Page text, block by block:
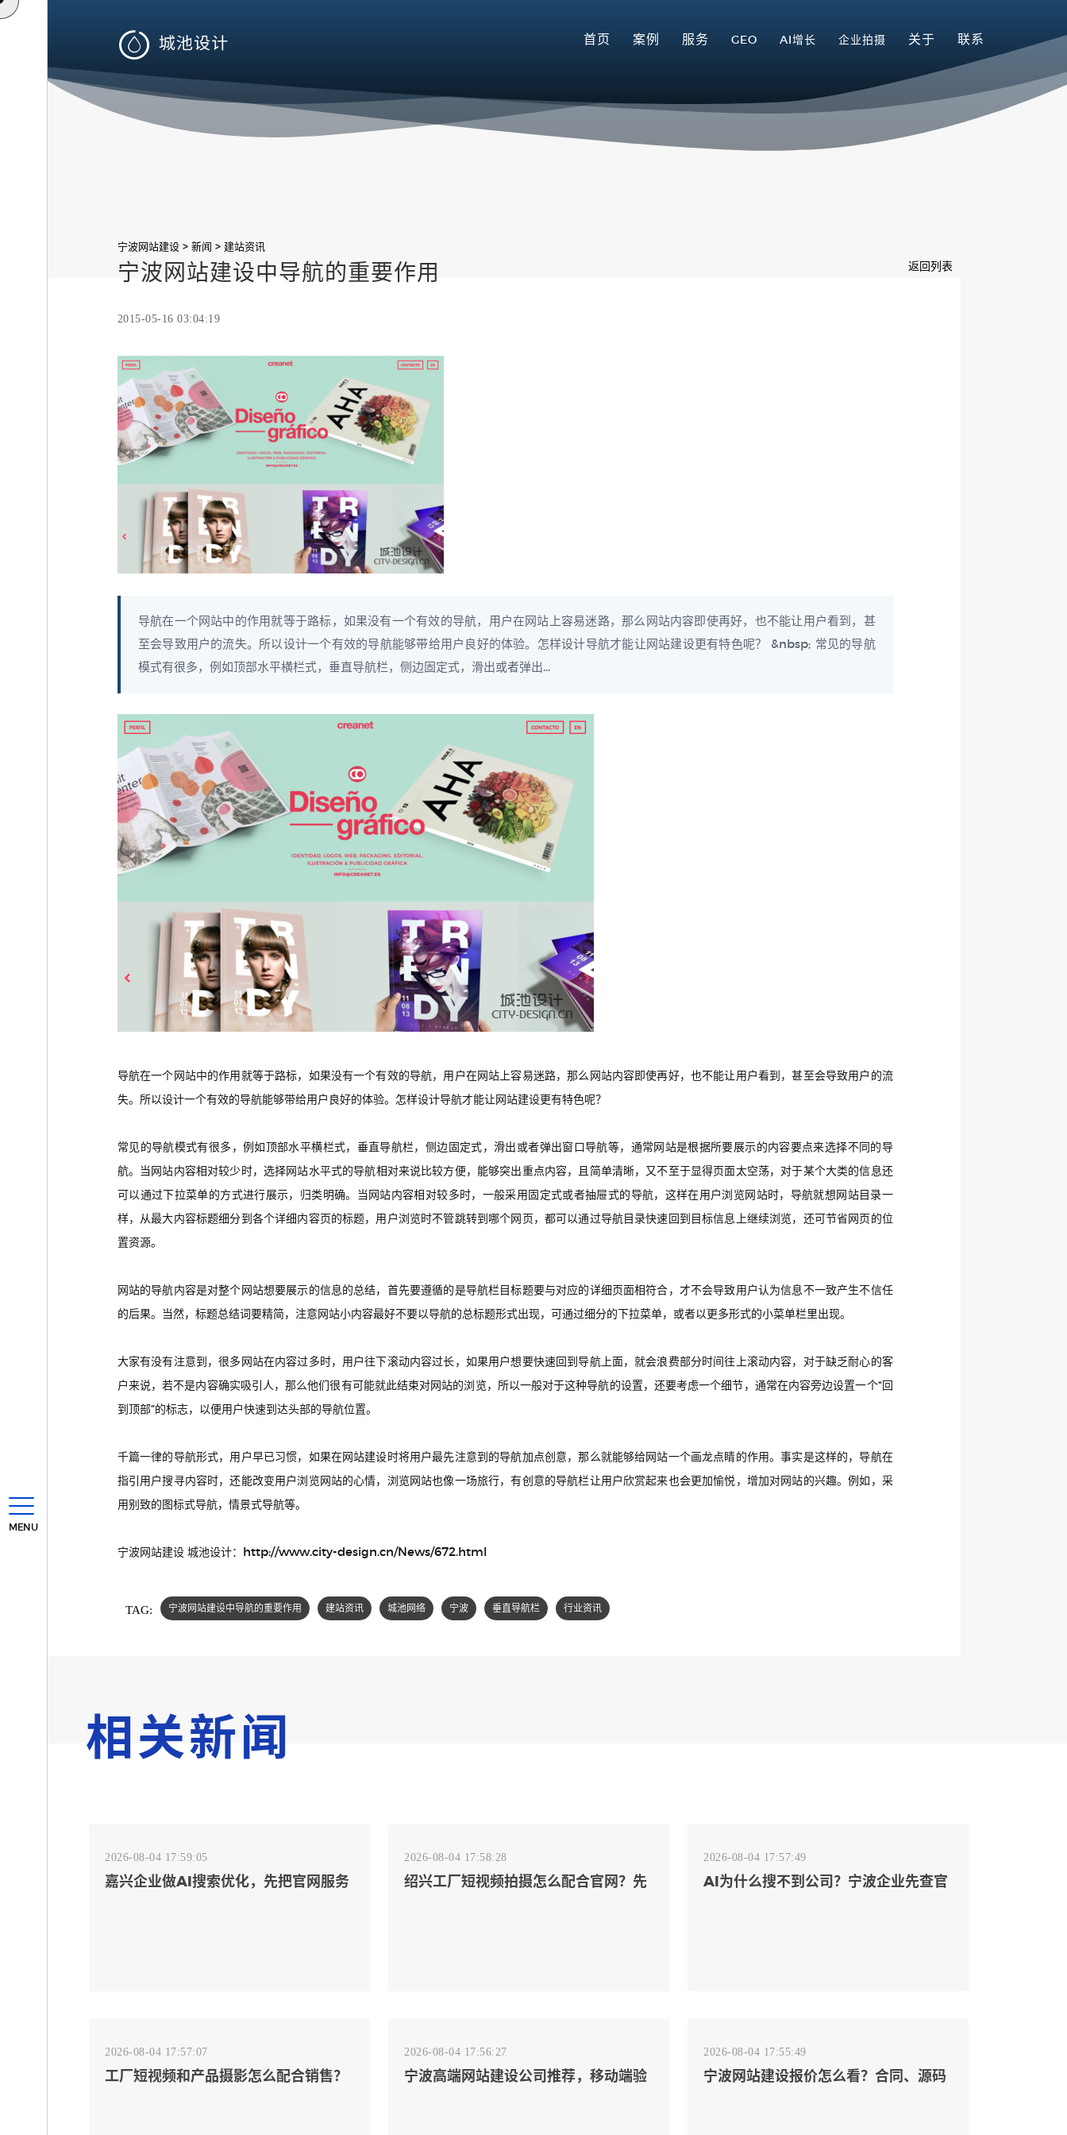
MENU
 首页 案例 服务 GEO AI增长 企业拍摄 关于 联系
宁波网站建设> 新闻 > 建站资讯
返回列表
宁波网站建设中导航的重要作用
2015-05-16 03:04:19
导航在一个网站中的作用就等于路标，如果没有一个有效的导航，用户在网站上容易迷路，那么网站内容即使再好，也不能让用户看到，甚
至会导致用户的流失。所以设计一个有效的导航能够带给用户良好的体验。怎样设计导航才能让网站建设更有特色呢？ &nbsp; 常见的导航
模式有很多，例如顶部水平横栏式，垂直导航栏，侧边固定式，滑出或者弹出...
导航在一个网站中的作用就等于路标，如果没有一个有效的导航，用户在网站上容易迷路，那么网站内容即使再好，也不能让用户看到，甚至会导致用户的流
失。所以设计一个有效的导航能够带给用户良好的体验。怎样设计导航才能让网站建设更有特色呢？
常见的导航模式有很多，例如顶部水平横栏式，垂直导航栏，侧边固定式，滑出或者弹出窗口导航等，通常网站是根据所要展示的内容要点来选择不同的导
航。 当网站内容相对较少时，选择网站水平式的导航相对来说比较方便，能够突出重点内容，且简单清晰，又不至于显得页面太空荡，对于某个大类的信息还
可以通过下拉菜单的方式进行展示，归类明确。 当网站内容相对较多时，一般采用固定式或者抽屉式的导航，这样在用户浏览网站时，导航就想网站目录一
样，从最大内容标题细分到各个详细内容页的标题，用户浏览时不管跳转到哪个网页，都可以通过导航目录快速回到目标信息上继续浏览，还可节省网页的位
置资源。
网站的导航内容是对整个网站想要展示的信息的总结，首先要遵循的是导航栏目标题要与对应的详细页面相符合，才不会导致用户认为信息不一致产生不信任
的后果。当然，标题总结词要精简，注意网站小内容最好不要以导航的总标题形式出现，可通过细分的下拉菜单，或者以更多形式的小菜单栏里出现。
大家有没有注意到，很多网站在内容过多时，用户往下滚动内容过长，如果用户想要快速回到导航上面，就会浪费部分时间往上滚动内容，对于缺乏耐心的客
户来说，若不是内容确实吸引人，那么他们很有可能就此结束对网站的浏览，所以一般对于这种导航的设置，还要考虑一个细节，通常在内容旁边设置一个“回
到顶部”的标志，以便用户快速到达头部的导航位置。
千篇一律的导航形式，用户早已习惯，如果在网站建设时将用户最先注意到的导航加点创意，那么就能够给网站一个画龙点睛的作用。事实是这样的，导航在
指引用户搜寻内容时，还能改变用户浏览网站的心情，浏览网站也像一场旅行，有创意的导航栏让用户欣赏起来也会更加愉悦，增加对网站的兴趣。例如，采
用别致的图标式导航，情景式导航等。
宁波网站建设 城池设计： http://www.city-design.cn/News/672.html
TAG: 宁波网站建设中导航的重要作用 建站资讯 城池网络 宁波 垂直导航栏 行业资讯
相关新闻
2026-08-04 17:59:05
嘉兴企业做AI搜索优化，先把官网服务
2026-08-04 17:58:28
绍兴工厂短视频拍摄怎么配合官网？先
2026-08-04 17:57:49
AI为什么搜不到公司？宁波企业先查官
2026-08-04 17:57:07
工厂短视频和产品摄影怎么配合销售？
2026-08-04 17:56:27
宁波高端网站建设公司推荐，移动端验
2026-08-04 17:55:49
宁波网站建设报价怎么看？合同、源码